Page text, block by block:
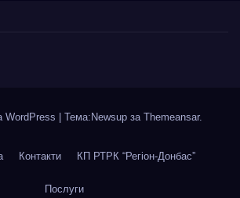
WordPress Тема:Newsup за Themeansar.
Контакти КП РТРК “Регіон-Донбас”
Послуги